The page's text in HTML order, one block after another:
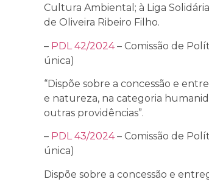
Cultura Ambiental; à Liga
de Oliveira Ribeiro Filho.
– PDL 42/2024– Comissão de
única)
“Dispõe sobre a concessão e
e natureza, na categoria
outras providências”.
– PDL 43/2024– Comissão de
única)
Dispõe sobre a concessão e